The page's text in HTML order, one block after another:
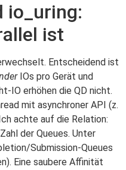
io_uring:
ist
Entscheidend ist
IOs pro Gerät und
IO erhöhen die QD nicht.
mit asynchroner API (z.
achte auf die Relation:
der Queues. Unter
Submission-Queues
Eine saubere Affinität